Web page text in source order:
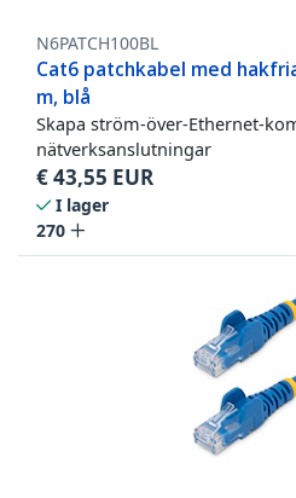
N6PATCH100BL
Cat6 patchkabel med
m, blå
Skapa ström-över-Ethernet-
nätverksanslutningar
€43,55 EUR
I lager
270